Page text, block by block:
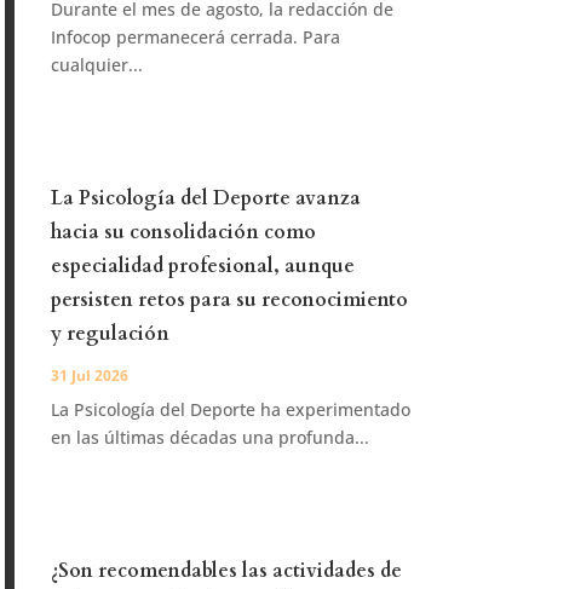
Durante el mes de agosto, la redacción de
Infocop permanecerá cerrada. Para
cualquier...
La Psicología del Deporte avanza
hacia su consolidación como
especialidad profesional, aunque
persisten retos para su reconocimiento
y regulación
31 Jul 2026
La Psicología del Deporte ha experimentado
en las últimas décadas una profunda...
¿Son recomendables las actividades de